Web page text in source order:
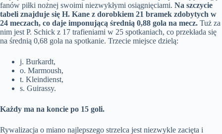
fanów piłki nożnej swoimi niezwykłymi osiągnięciami. Na szczycie
tabeli znajduje się H. Kane z dorobkiem 21 bramek zdobytych w
24 meczach, co daje imponującą średnią 0,88 gola na mecz. Tuż za
nim jest P. Schick z 17 trafieniami w 25 spotkaniach, co przekłada się
na średnią 0,68 gola na spotkanie. Trzecie miejsce dzielą:
j. Burkardt,
o. Marmoush,
t. Kleindienst,
s. Guirassy.
Każdy ma na koncie po 15 goli.
Rywalizacja o miano najlepszego strzelca jest niezwykle zacięta i